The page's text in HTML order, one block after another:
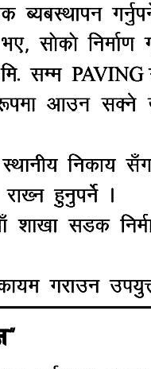
र नगदसहित रु २८
च्वाइस अवार्डका
स्पेशल अवार्ड र
ओलीले जानकारी
खेलाडीको